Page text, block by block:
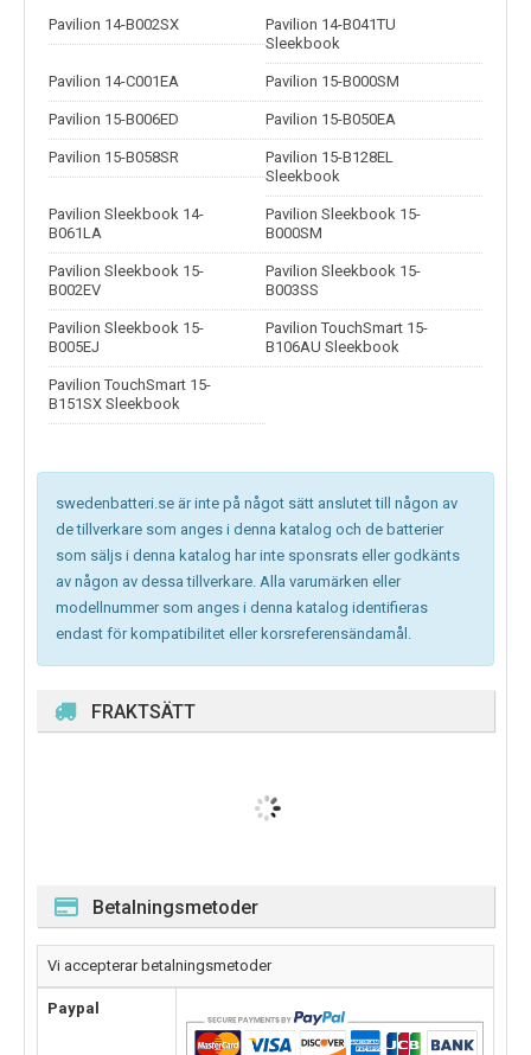
Pavilion 14-B002SX
Pavilion 14-B041TU
Sleekbook
Pavilion 14-C001EA Pavilion 15-B000SM
Pavilion 15-B006ED Pavilion 15-B050EA
Pavilion 15-B058SR
Pavilion 15-B128EL
Sleekbook
Pavilion Sleekbook 14-
B061LA
Pavilion Sleekbook 15-
B000SM
Pavilion Sleekbook 15-
B002EV
Pavilion Sleekbook 15-
B003SS
Pavilion Sleekbook 15-
B005EJ
Pavilion TouchSmart 15-
B106AU Sleekbook
Pavilion TouchSmart 15-
B151SX Sleekbook
swedenbatteri.se är inte på något sätt anslutet till någon av
de tillverkare som anges i denna katalog och de batterier
som säljs i denna katalog har inte sponsrats eller godkänts
av någon av dessa tillverkare. Alla varumärken eller
modellnummer som anges i denna katalog identifieras
endast för kompatibilitet eller korsreferensändamål.
FRAKTSÄTT
Betalningsmetoder
Vi accepterar betalningsmetoder
Paypal